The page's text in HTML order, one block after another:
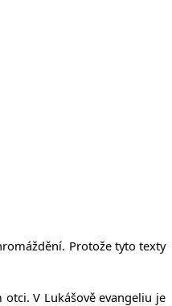
Protože tyto texty
V Lukášově evangeliu je